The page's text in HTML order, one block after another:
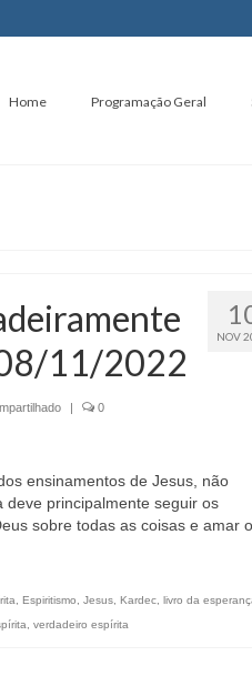
Home Programação Geral
NOV
11/2022
| 0
ensinamentos de Jesus, não
principalmente seguir os
sobre todas as coisas e amar o
Espiritismo Jesus, Kardec, livro da
verdadeiro espírita